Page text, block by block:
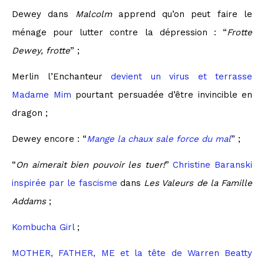
Dewey dans Malcolm apprend qu’on peut faire le
ménage pour lutter contre la dépression : “Frotte
Dewey, frotte” ;
Merlin l’Enchanteur devient un virus et terrasse
Madame Mim pourtant persuadée d’être invincible en
dragon ;
Dewey encore : “Mange la chaux sale force du mal” ;
“On aimerait bien pouvoir les tuer!”Christine Baranski
inspirée par le fascisme dans Les Valeurs de la Famille
Addams ;
Kombucha Girl;
MOTHER, FATHER, ME et la tête de Warren Beatty